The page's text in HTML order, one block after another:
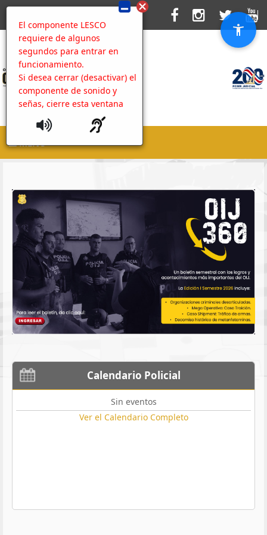
El componente LESCO
requiere de algunos
segundos para entrar en
funcionamiento.
Si desea cerrar (desactivar) el
componente de sonido y
señas, cierre esta ventana
MENU
Calendario Policial
Sin eventos
Ver el Calendario Completo